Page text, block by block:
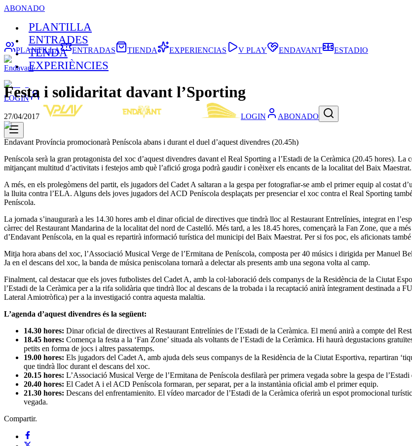
ABONADO
PLANTILLA
ENTRADES
TENDA
EXPERIÈNCIES
LOGIN
LOGIN ABONADO
PLANTILLA ENTRADAS TIENDA EXPERIENCIAS V PLAY ENDAVANT ESTADIO
Endavant
Festa i solidaritat davant l’Sporting
27/04/2017
Endavant Província promocionarà Peníscola abans i durant el duel d’aquest divendres (20.45h)
Peníscola serà la gran protagonista del xoc d’aquest divendres davant el Real Sporting a l’Estadi de la Ceràmica (20.45 hores).
mitjançant multitud d’activitats i festejos amb què l’afició groga podrà gaudir i conèixer els encants de la localitat del Baix Maestrat.
A més, en els prolegòmens del partit, els jugadors del Cadet A saltaran a la gespa per fotografiar-se amb el primer equip al costat
la lluita contra l’ELA. Alguns dels joves jugadors del ACD Peníscola desplaçats per presenciar el xoc contra el Real Sporting
Peníscola.
La jornada s’inaugurarà a les 14.30 hores amb el dinar oficial de directives que tindrà lloc al Restaurant Entrelínies, integrat en
càrrec del Restaurant Mandarina de la localitat del nord de Castelló. Més tard, a les 18.45 hores, començarà la Fan Zone, que a
d’Endavant Peníscola, en la qual es repartirà informació turística del municipi del Baix Maestrat. Per si fos poc, els aficionats
Mitja hora abans del xoc, l’Associació Musical Verge de l’Ermitana de Peníscola, composta per 40 músics i dirigida per Manuel
Ja en el descans del xoc, la banda de música peniscolana tornarà a delectar als presents amb una segona volta al camp.
Finalment, cal destacar que els joves futbolistes del Cadet A, amb la col·laboració dels companys de la Residència de la Ciutat
l’Estadi de la Ceràmica per a la rifa solidària que tindrà lloc al descans de la trobada i la recaptació anirà íntegrament destinada a
Lateral Amiotròfica) per a la investigació contra aquesta malaltia.
L’agenda d’aquest divendres és la següent:
14.30 hores: Dinar oficial de directives al Restaurant Entrelínies de l’Estadi de la Ceràmica. El menú anirà a compte del
18.45 hores: Comença la festa a la ‘Fan Zone’ situada als voltants de l’Estadi de la Ceràmica. Hi haurà degustacions
petits en forma de jocs i altres passatemps.
19.00 hores: Els jugadors del Cadet A, amb ajuda dels seus companys de la Residència de la Ciutat Esportiva, repartiran
que tindrà lloc durant el descans del xoc.
20.15 hores: L’Associació Musical Verge de l’Ermitana de Peníscola desfilarà per primera vegada sobre la gespa de l’Estadi
20.40 hores: El Cadet A i el ACD Peníscola formaran, per separat, per a la instantània oficial amb el primer equip.
21.30 hores: Descans del enfrentamienito. El vídeo marcador de l’Estadi de la Ceràmica oferirà un espot promocional
vegada.
Compartir.